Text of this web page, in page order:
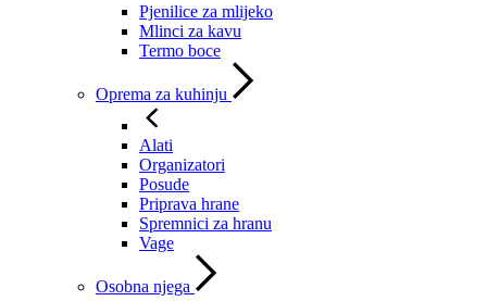
Pjenilice za mlijeko
Mlinci za kavu
Termo boce
Oprema za kuhinju
Alati
Organizatori
Posude
Priprava hrane
Spremnici za hranu
Vage
Osobna njega